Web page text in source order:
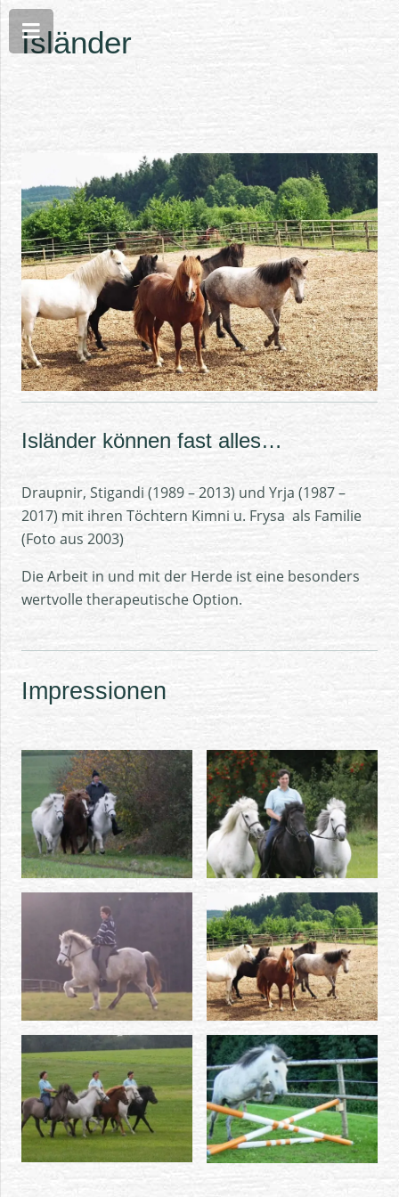
Isländer
Isländer können fast alles…
Draupnir, Stigandi (1989 – 2013) und Yrja (1987 –
2017) mit ihren Töchtern Kimni u. Frysa als Familie
(Foto aus 2003)
Die Arbeit in und mit der Herde ist eine besonders
wertvolle therapeutische Option.
Impressionen